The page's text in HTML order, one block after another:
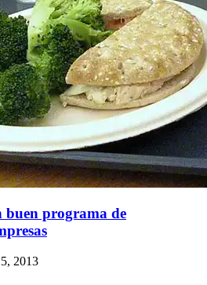
programa de
2013